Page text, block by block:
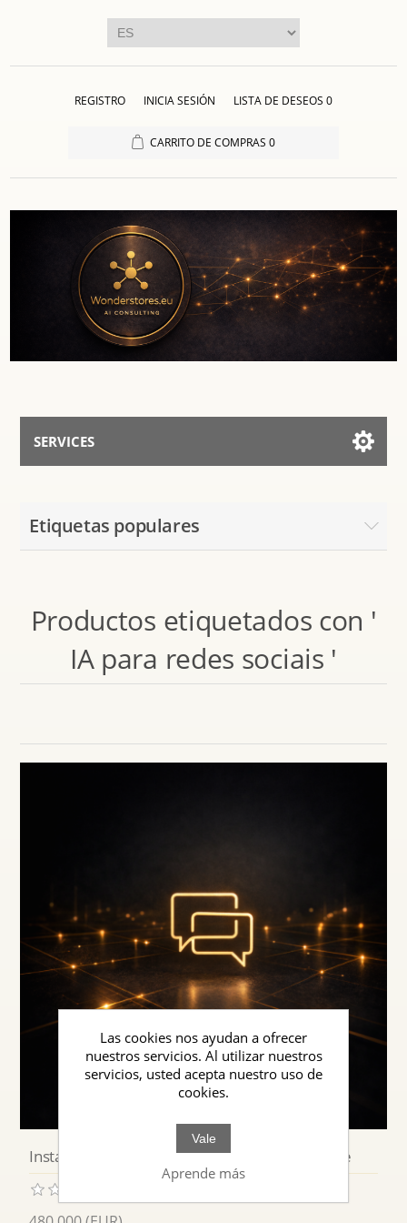
REGISTRO INICIA SESIÓN LISTA DE DESEOS 0
CARRITO DE COMPRAS 0
SERVICES
Hablar con el Asistente
Etiquetas populares
Productos etiquetados con '
IA para redes sociais '
Instancias de Comunicación y Soporte al Cliente
Las cookies nos ayudan a ofrecer
nuestros servicios. Al utilizar nuestros
servicios, usted acepta nuestro uso de
cookies.
Vale
Aprende más